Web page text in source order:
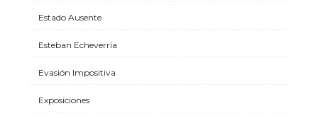
Estado Ausente
Esteban Echeverría
Evasión Impositiva
Exposiciones